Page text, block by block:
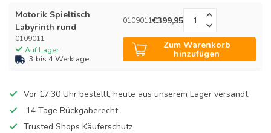
Motorik Spieltisch
Labyrinth rund
0109011
Auf Lager
3 bis 4 Werktage
0109011€399,95
Zum Warenkorb
hinzufügen
Vor 17:30 Uhr bestellt, heute aus unserem Lager versandt
14 Tage Rückgaberecht
Trusted Shops Käuferschutz